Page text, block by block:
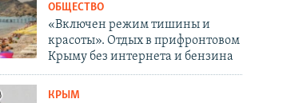
ОБЩЕСТВО
«Включен режим тишины и
красоты». Отдых в прифронтовом
Крыму без интернета и бензина
КРЫМ